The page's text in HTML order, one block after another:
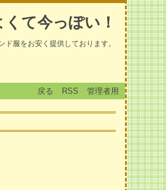
て今っぽい！
ド服をお安く提供しております。
戻る RSS 管理者用